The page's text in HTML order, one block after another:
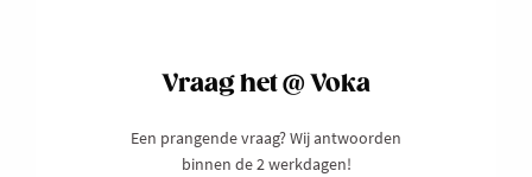
Vraag het @ Voka
Een prangende vraag? Wij antwoorden
binnen de 2 werkdagen!